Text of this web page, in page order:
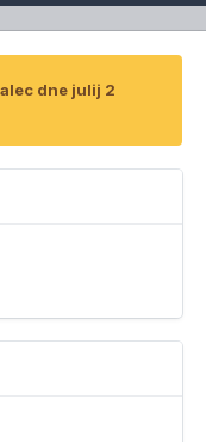
dne julij 2